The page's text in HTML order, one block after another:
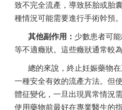
致不完全流產，導致胚胎或胎
種情況可能需要進行手術幹預。
其他副作用： 少數患者可
等不適癥狀。這些癥狀通常較
總的來說，終止妊娠藥物
一種安全有效的流產方法。但
體征變化，一旦出現異常情況
使用藥物前最好在專業醫生的